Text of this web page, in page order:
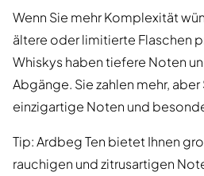
Wenn Sie mehr Komplexität
ältere oder limitierte Flaschen
Whiskys haben tiefere Noten
Abgänge. Sie zahlen mehr, aber
einzigartige Noten und
Tip: Ardbeg Ten bietet Ihnen
rauchigen und zitrusartigen